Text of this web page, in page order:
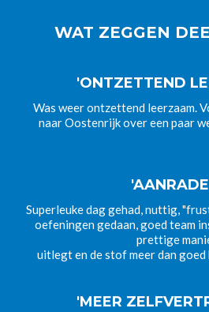
WAT ZEGGEN
'ONTZETTEND
Was weer ontzettend leerzaam.
naar Oostenrijk over een paar
Superleuke dag gehad, nuttig,
oefeningen gedaan, goed team
prettige
uitlegt en de stof meer dan
'MEER